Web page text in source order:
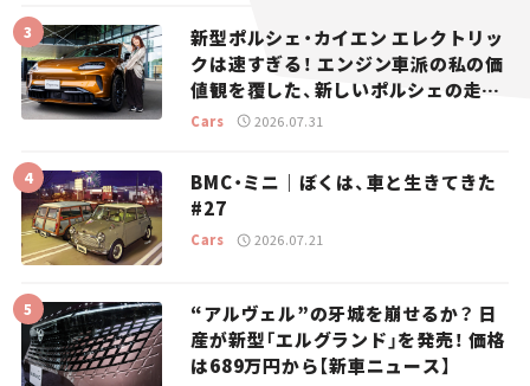
新型ポルシェ・カイエン エレクトリッ
クは速すぎる！ エンジン車派の私の価
値観を覆した、新しいポルシェの走
り。
Cars 2026.07.31
BMC・ミニ｜ぼくは、車と生きてきた
#27
Cars 2026.07.21
“アルヴェル”の牙城を崩せるか？ 日
産が新型「エルグランド」を発売！ 価格
は689万円から【新車ニュース】